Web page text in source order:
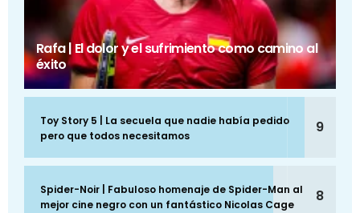
Rafa | El dolor y el sufrimiento como camino al
éxito
Toy Story 5 | La secuela que nadie había pedido
pero que todos necesitamos
9
Spider-Noir | Fabuloso homenaje de Spider-Man al
mejor cine negro con un fantástico Nicolas Cage
8